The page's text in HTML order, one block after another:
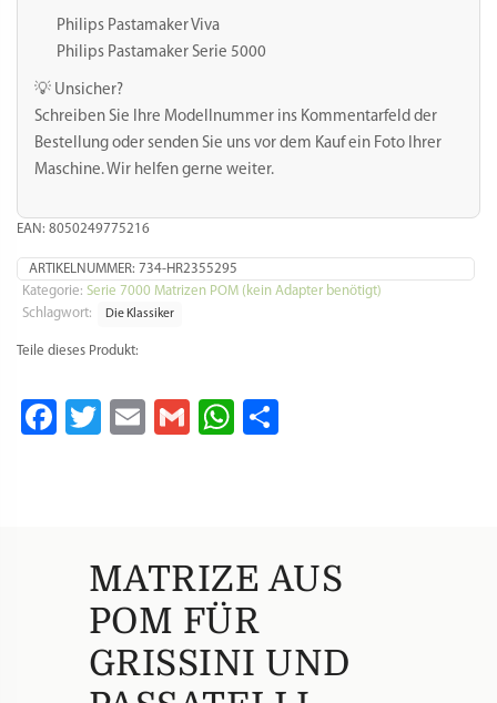
Philips Pastamaker Viva
Philips Pastamaker Serie 5000
💡 Unsicher?
Schreiben Sie Ihre Modellnummer ins Kommentarfeld der
Bestellung oder senden Sie uns vor dem Kauf ein Foto Ihrer
Maschine. Wir helfen gerne weiter.
EAN: 8050249775216
ARTIKELNUMMER: 734-HR2355295
Kategorie: Serie 7000 Matrizen POM (kein Adapter benötigt)
Schlagwort:
Die Klassiker
Teile dieses Produkt:
Facebook
Twitter
EmailGmailWhatsApp
MATRIZE AUS
POM FÜR
GRISSINI UND